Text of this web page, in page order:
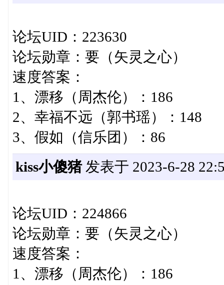
论坛UID：223630
论坛勋章：要（矢灵之心）
速度答案：
1、漂移（周杰伦）：186
2、幸福不远（郭书瑶）：148
3、假如（信乐团）：86
kiss小傻猪发表于 2023-6-28
论坛UID：224866
论坛勋章：要（矢灵之心）
速度答案：
1、漂移（周杰伦）：186